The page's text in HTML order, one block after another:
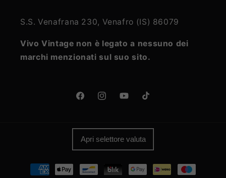
S.S. Venafrana 230, Venafro (IS) 86079
Vivo Vintage non è legato a nessuno dei
marchi menzionati sul suo sito.
FacebookInstagramYouTubeTikTok
Apri selettore valuta
Metodi